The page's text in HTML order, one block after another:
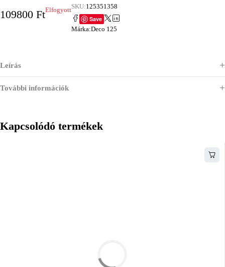
109800 FtElfogyottSKU:125351358
Save
Márka:Deco 125
Leírás
További információk
Kapcsolódó termékek